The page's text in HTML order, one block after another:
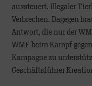
aussteuert. Illegaler
Verbrechen. Dagegen
Antwort, die nur der
WMF beim Kampf
Kampagne zu
Geschäftsführer